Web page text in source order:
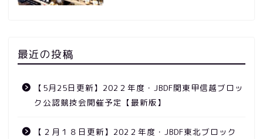
最近の投稿
【5月25日更新】202２年度・JBDF関東甲信越ブロッ
ク公認競技会開催予定【最新版】
【２月１８日更新】202２年度・JBDF東北ブロック